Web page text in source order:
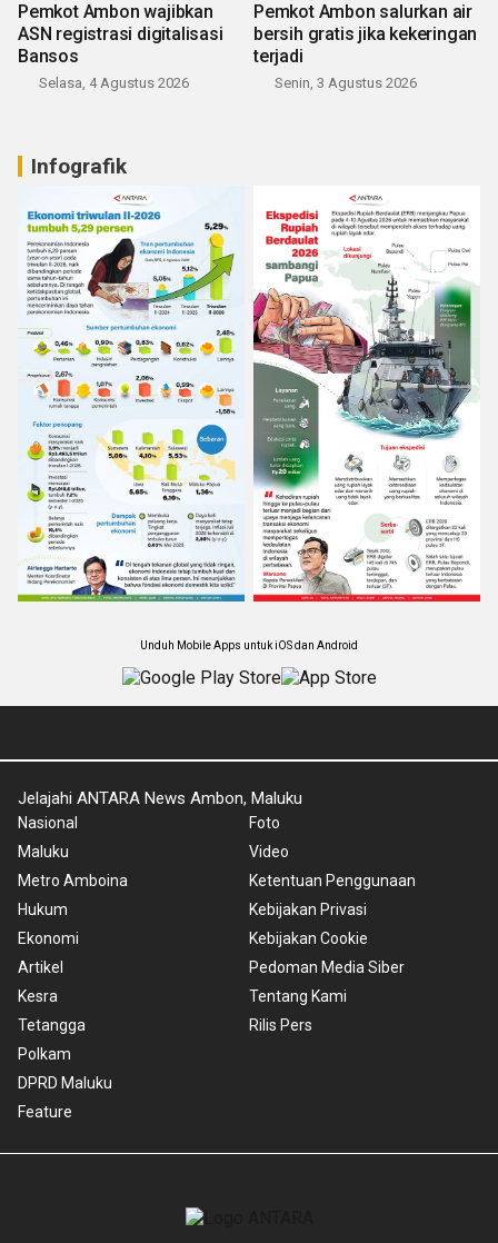
Pemkot Ambon wajibkan
ASN registrasi digitalisasi
Bansos
Selasa, 4 Agustus 2026
Pemkot Ambon salurkan air
bersih gratis jika kekeringan
terjadi
Senin, 3 Agustus 2026
Infografik
Unduh Mobile Apps untuk iOS dan Android
Jelajahi ANTARA News Ambon, Maluku
Nasional
Maluku
Metro Amboina
Hukum
Ekonomi
Artikel
Kesra
Tetangga
Polkam
DPRD Maluku
Feature
Foto
Video
Ketentuan Penggunaan
Kebijakan Privasi
Kebijakan Cookie
Pedoman Media Siber
Tentang Kami
Rilis Pers